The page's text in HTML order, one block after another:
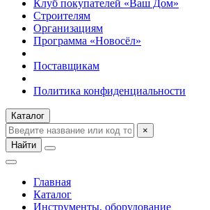
Клуб покупателей «Ваш Дом»
Строителям
Организациям
Программа «Новосёл»
Поставщикам
Политика конфиденциальности
Каталог
×
Найти
Главная
Каталог
Инструменты, оборудование